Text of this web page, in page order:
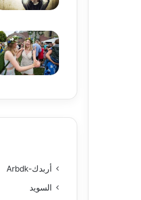
أربدك-Arbdk
السويد